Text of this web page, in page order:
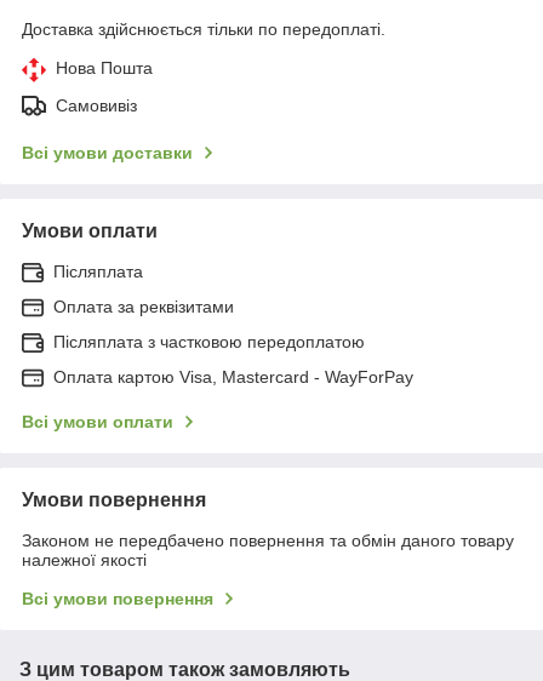
Доставка здійснюється тільки по передоплаті.
Нова Пошта
Самовивіз
Всі умови доставки
Умови оплати
Післяплата
Оплата за реквізитами
Післяплата з частковою передоплатою
Оплата картою Visa, Mastercard - WayForPay
Всі умови оплати
Умови повернення
Законом не передбачено повернення та обмін даного товару
належної якості
Всі умови повернення
З цим товаром також замовляють